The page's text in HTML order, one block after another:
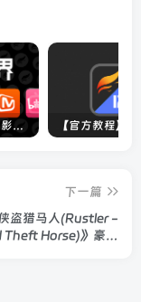
火种视界-随身观影神器（完美适配手机端）
下一篇
侠盗猎马人(Rustler -
Theft Horse)》豪华